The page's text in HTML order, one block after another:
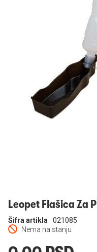
Leopet Flašica Za
Nema na stanju
Šifra artikla 021085